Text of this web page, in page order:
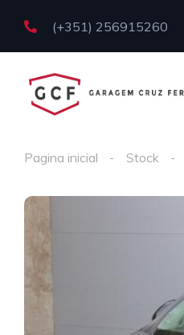
(+351) 256915260
Pagina inicial Stock